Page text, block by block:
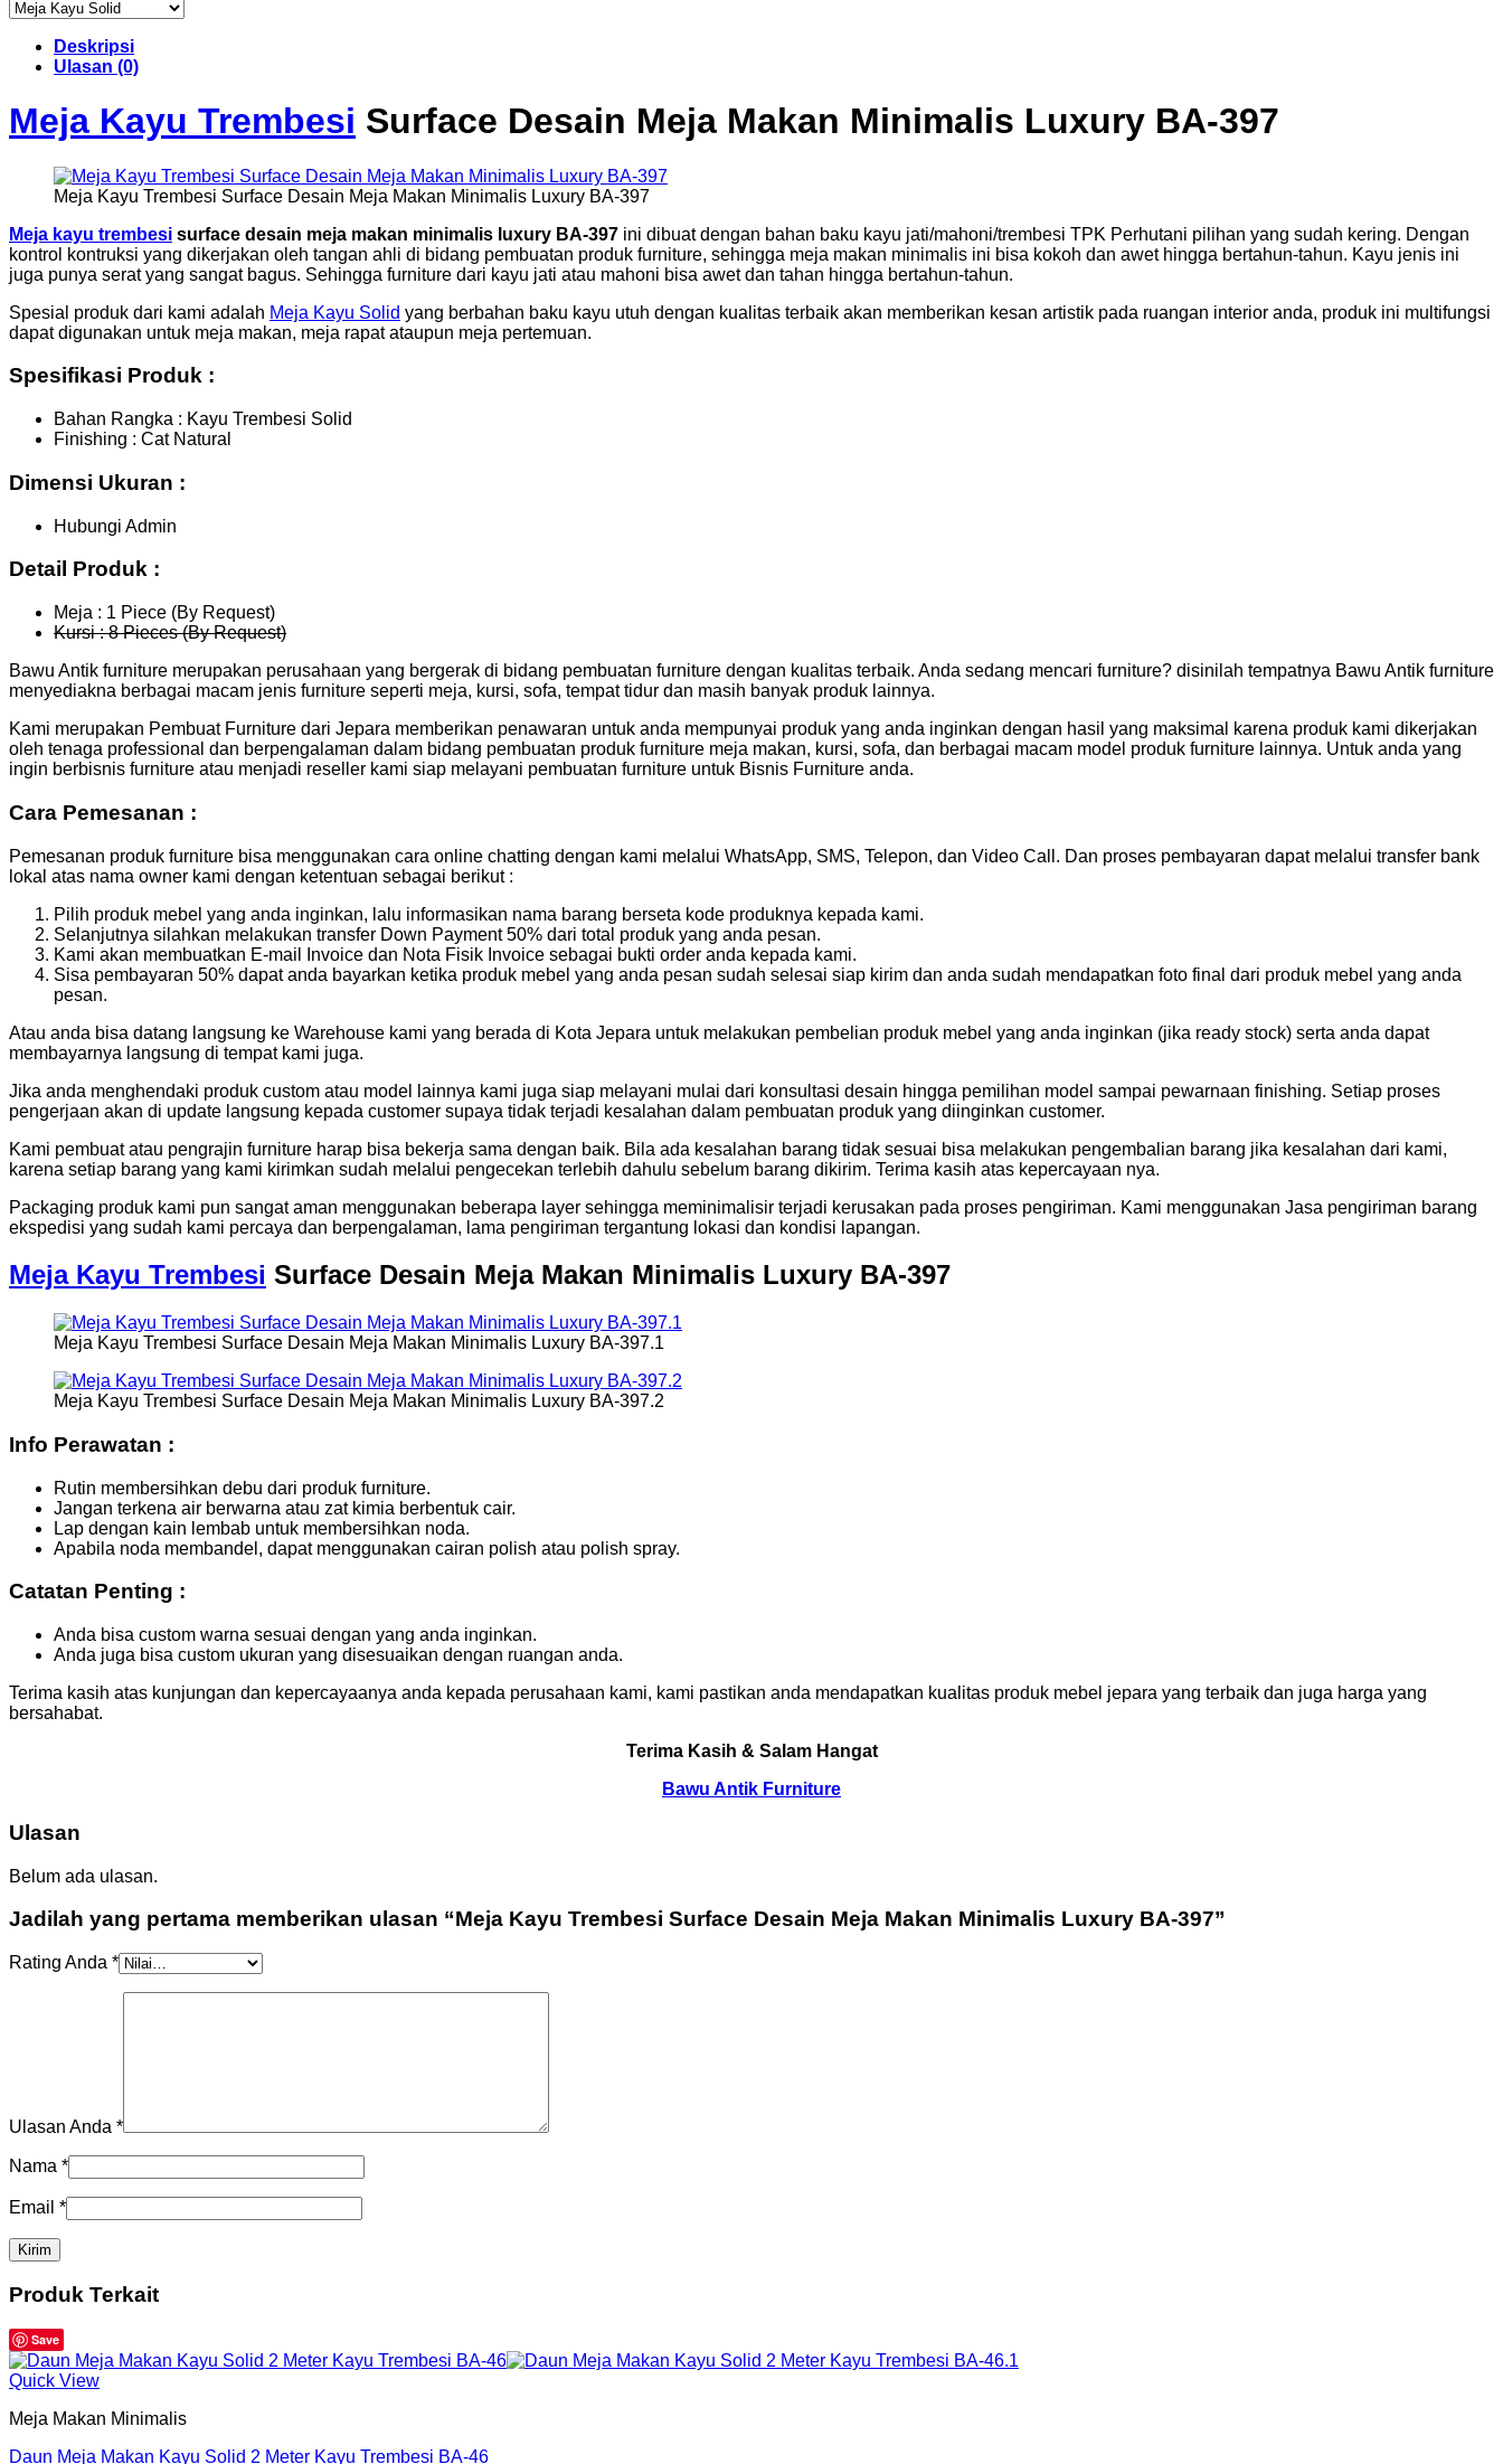
Deskripsi
Ulasan (0)
Meja Kayu Trembesi Surface Desain Meja Makan Minimalis Luxury BA-397
Meja Kayu Trembesi Surface Desain Meja Makan Minimalis Luxury BA-397
Meja kayu trembesi surface desain meja makan minimalis luxury BA-397 ini dibuat dengan bahan baku kayu jati/mahoni/trembesi TPK Perhutani pilihan yang sudah kering. Dengan
kontrol kontruksi yang dikerjakan oleh tangan ahli di bidang pembuatan produk furniture, sehingga meja makan minimalis ini bisa kokoh dan awet hingga bertahun-tahun. Kayu jenis ini
juga punya serat yang sangat bagus. Sehingga furniture dari kayu jati atau mahoni bisa awet dan tahan hingga bertahun-tahun.
Spesial produk dari kami adalah Meja Kayu Solid yang berbahan baku kayu utuh dengan kualitas terbaik akan memberikan kesan artistik pada ruangan interior anda, produk ini multifungsi
dapat digunakan untuk meja makan, meja rapat ataupun meja pertemuan.
Spesifikasi Produk :
Bahan Rangka : Kayu Trembesi Solid
Finishing : Cat Natural
Dimensi Ukuran :
Hubungi Admin
Detail Produk :
Meja : 1 Piece (By Request)
Kursi : 8 Pieces (By Request)
Bawu Antik furniture merupakan perusahaan yang bergerak di bidang pembuatan furniture dengan kualitas terbaik. Anda sedang mencari furniture? disinilah tempatnya Bawu Antik furniture
menyediakna berbagai macam jenis furniture seperti meja, kursi, sofa, tempat tidur dan masih banyak produk lainnya.
Kami merupakan Pembuat Furniture dari Jepara memberikan penawaran untuk anda mempunyai produk yang anda inginkan dengan hasil yang maksimal karena produk kami dikerjakan
oleh tenaga professional dan berpengalaman dalam bidang pembuatan produk furniture meja makan, kursi, sofa, dan berbagai macam model produk furniture lainnya. Untuk anda yang
ingin berbisnis furniture atau menjadi reseller kami siap melayani pembuatan furniture untuk Bisnis Furniture anda.
Cara Pemesanan :
Pemesanan produk furniture bisa menggunakan cara online chatting dengan kami melalui WhatsApp, SMS, Telepon, dan Video Call. Dan proses pembayaran dapat melalui transfer bank
lokal atas nama owner kami dengan ketentuan sebagai berikut :
Pilih produk mebel yang anda inginkan, lalu informasikan nama barang berseta kode produknya kepada kami.
Selanjutnya silahkan melakukan transfer Down Payment 50% dari total produk yang anda pesan.
Kami akan membuatkan E-mail Invoice dan Nota Fisik Invoice sebagai bukti order anda kepada kami.
Sisa pembayaran 50% dapat anda bayarkan ketika produk mebel yang anda pesan sudah selesai siap kirim dan anda sudah mendapatkan foto final dari produk mebel yang anda
pesan.
Atau anda bisa datang langsung ke Warehouse kami yang berada di Kota Jepara untuk melakukan pembelian produk mebel yang anda inginkan (jika ready stock) serta anda dapat
membayarnya langsung di tempat kami juga.
Jika anda menghendaki produk custom atau model lainnya kami juga siap melayani mulai dari konsultasi desain hingga pemilihan model sampai pewarnaan finishing. Setiap proses
pengerjaan akan di update langsung kepada customer supaya tidak terjadi kesalahan dalam pembuatan produk yang diinginkan customer.
Kami pembuat atau pengrajin furniture harap bisa bekerja sama dengan baik. Bila ada kesalahan barang tidak sesuai bisa melakukan pengembalian barang jika kesalahan dari kami,
karena setiap barang yang kami kirimkan sudah melalui pengecekan terlebih dahulu sebelum barang dikirim. Terima kasih atas kepercayaan nya.
Packaging produk kami pun sangat aman menggunakan beberapa layer sehingga meminimalisir terjadi kerusakan pada proses pengiriman. Kami menggunakan Jasa pengiriman barang
ekspedisi yang sudah kami percaya dan berpengalaman, lama pengiriman tergantung lokasi dan kondisi lapangan.
Meja Kayu Trembesi Surface Desain Meja Makan Minimalis Luxury BA-397
Meja Kayu Trembesi Surface Desain Meja Makan Minimalis Luxury BA-397.1
Meja Kayu Trembesi Surface Desain Meja Makan Minimalis Luxury BA-397.2
Info Perawatan :
Rutin membersihkan debu dari produk furniture.
Jangan terkena air berwarna atau zat kimia berbentuk cair.
Lap dengan kain lembab untuk membersihkan noda.
Apabila noda membandel, dapat menggunakan cairan polish atau polish spray.
Catatan Penting :
Anda bisa custom warna sesuai dengan yang anda inginkan.
Anda juga bisa custom ukuran yang disesuaikan dengan ruangan anda.
Terima kasih atas kunjungan dan kepercayaanya anda kepada perusahaan kami, kami pastikan anda mendapatkan kualitas produk mebel jepara yang terbaik dan juga harga yang
bersahabat.
Terima Kasih & Salam Hangat
Bawu Antik Furniture
Ulasan
Belum ada ulasan.
Jadilah yang pertama memberikan ulasan “Meja Kayu Trembesi Surface Desain Meja Makan Minimalis Luxury BA-397”
Rating Anda *
Ulasan Anda *
Nama *
Email *
Produk Terkait
Save
Quick View
Meja Makan Minimalis
Daun Meja Makan Kayu Solid 2 Meter Kayu Trembesi BA-46